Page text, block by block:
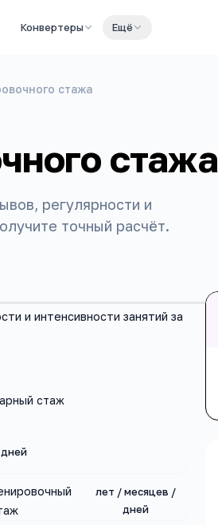
Конвертеры Ещё
стажа
стажа
регулярности и
точный расчёт.
и интенсивности занятий за
стаж
лет / месяцев /
дней